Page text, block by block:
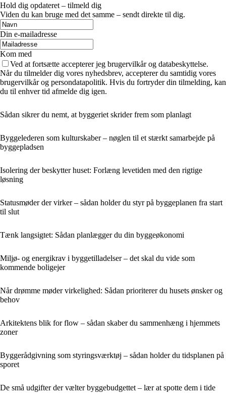
Hold dig opdateret – tilmeld dig
Viden du kan bruge med det samme – sendt direkte til dig.
Din e-mailadresse
Kom med
Ved at fortsætte accepterer jeg brugervilkår og databeskyttelse.
Når du tilmelder dig vores nyhedsbrev, accepterer du samtidig vores
brugervilkår og persondatapolitik. Hvis du fortryder din tilmelding, kan
du til enhver tid afmelde dig igen.
Sådan sikrer du nemt, at byggeriet skrider frem som planlagt
Byggelederen som kulturskaber – nøglen til et stærkt samarbejde på
byggepladsen
Isolering der beskytter huset: Forlæng levetiden med den rigtige
løsning
Statusmøder der virker – sådan holder du styr på byggeplanen fra start
til slut
Tænk langsigtet: Sådan planlægger du din byggeøkonomi
Miljø- og energikrav i byggetilladelser – det skal du vide som
kommende boligejer
Når drømme møder virkelighed: Sådan prioriterer du husets ønsker og
behov
Arkitektens blik for flow – sådan skaber du sammenhæng i hjemmets
zoner
Byggerådgivning som styringsværktøj – sådan holder du tidsplanen på
sporet
De små udgifter der vælter byggebudgettet – lær at spotte dem i tide